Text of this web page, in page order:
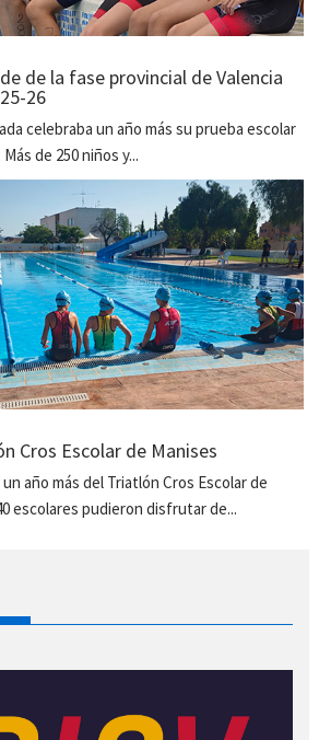
de la fase provincial de Valencia
26
celebraba un año más su prueba escolar
de 250 niños y...
Cros Escolar de Manises
año más del Triatlón Cros Escolar de
escolares pudieron disfrutar de...